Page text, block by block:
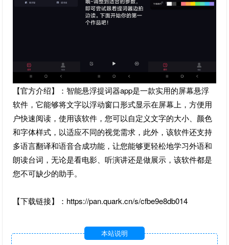
【官方介绍】：智能悬浮提词器app是一款实用的屏幕悬浮
软件，它能够将文字以浮动窗口形式显示在屏幕上，方便用
户快速阅读，使用该软件，您可以自定义文字的大小、颜色
和字体样式，以适应不同的视觉需求，此外，该软件还支持
多语言翻译和语音合成功能，让您能够更轻松地学习外语和
朗读台词，无论是看电影、听演讲还是做展示，该软件都是
您不可缺少的助手。
【下载链接】：https://pan.quark.cn/s/cfbe9e8db014
本站说明